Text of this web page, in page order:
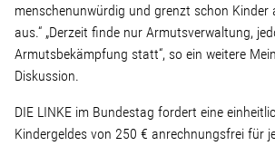
menschenunwürdig und grenzt schon Kinder
aus.“ „Derzeit finde nur Armutsverwaltung,
Armutsbekämpfung statt“, so ein weitere
Diskussion.
DIE LINKE im Bundestag fordert eine
Kindergeldes von 250 € anrechnungsfrei für